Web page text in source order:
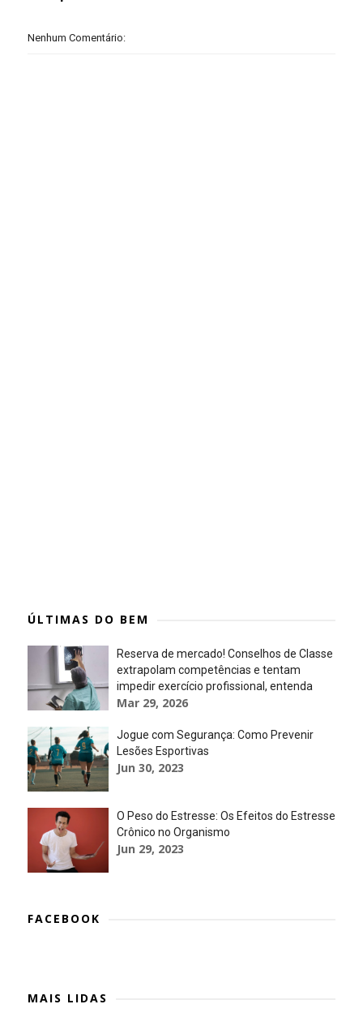
Nenhum Comentário:
ÚLTIMAS DO BEM
Reserva de mercado! Conselhos de Classe
extrapolam competências e tentam
impedir exercício profissional, entenda
Mar 29, 2026
Jogue com Segurança: Como Prevenir
Lesões Esportivas
Jun 30, 2023
O Peso do Estresse: Os Efeitos do Estresse
Crônico no Organismo
Jun 29, 2023
FACEBOOK
MAIS LIDAS